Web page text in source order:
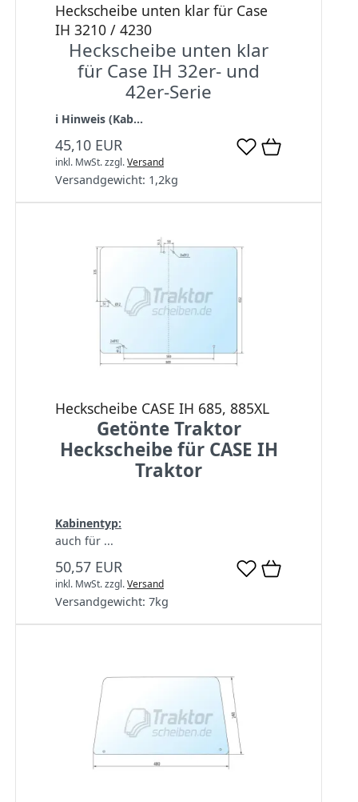
Heckscheibe unten klar für Case
IH 3210 / 4230
Heckscheibe unten klar
für Case IH 32er- und
42er-Serie
ℹ️ Hinweis (Kab...
45,10 EUR
inkl. MwSt.zzgl.Versand
Versandgewicht: 1,2kg
Heckscheibe CASE IH 685, 885XL
Getönte Traktor
Heckscheibe für CASE IH
Traktor
Kabinentyp:
auch für ...
50,57 EUR
inkl. MwSt.zzgl.Versand
Versandgewicht: 7kg